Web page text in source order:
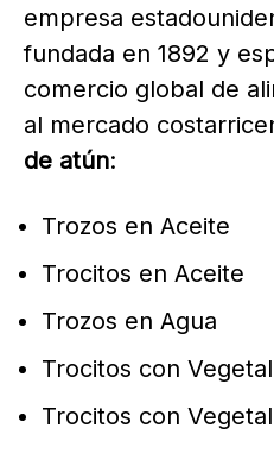
empresa
fundada en 1892 y
comercio global de
al mercado
de atún:
Trozos en Aceite
Trocitos en Aceite
Trozos en Agua
Trocitos con
Trocitos con